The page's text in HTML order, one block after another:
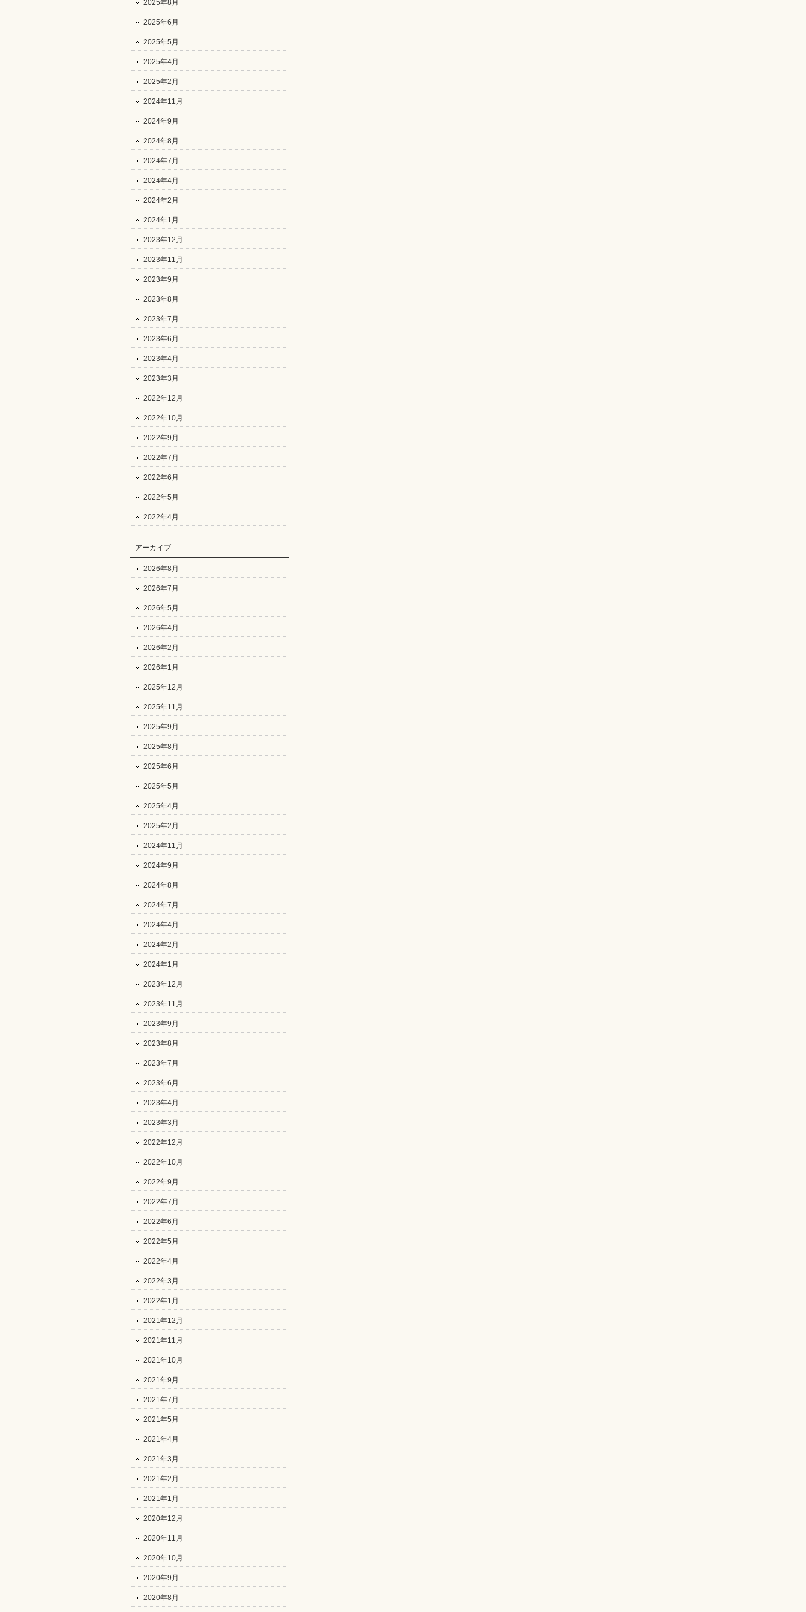
2025年8月
2025年6月
2025年5月
2025年4月
2025年2月
2024年11月
2024年9月
2024年8月
2024年7月
2024年4月
2024年2月
2024年1月
2023年12月
2023年11月
2023年9月
2023年8月
2023年7月
2023年6月
2023年4月
2023年3月
2022年12月
2022年10月
2022年9月
2022年7月
2022年6月
2022年5月
2022年4月
アーカイブ
2026年8月
2026年7月
2026年5月
2026年4月
2026年2月
2026年1月
2025年12月
2025年11月
2025年9月
2025年8月
2025年6月
2025年5月
2025年4月
2025年2月
2024年11月
2024年9月
2024年8月
2024年7月
2024年4月
2024年2月
2024年1月
2023年12月
2023年11月
2023年9月
2023年8月
2023年7月
2023年6月
2023年4月
2023年3月
2022年12月
2022年10月
2022年9月
2022年7月
2022年6月
2022年5月
2022年4月
2022年3月
2022年1月
2021年12月
2021年11月
2021年10月
2021年9月
2021年7月
2021年5月
2021年4月
2021年3月
2021年2月
2021年1月
2020年12月
2020年11月
2020年10月
2020年9月
2020年8月